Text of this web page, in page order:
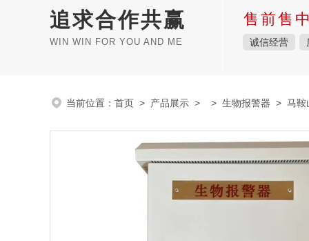
追求合作共赢
WIN WIN FOR YOU AND ME
售前售
诚信经营
当前位置： 首页 > 产品展示 > > 生物报警器 > 马鞍